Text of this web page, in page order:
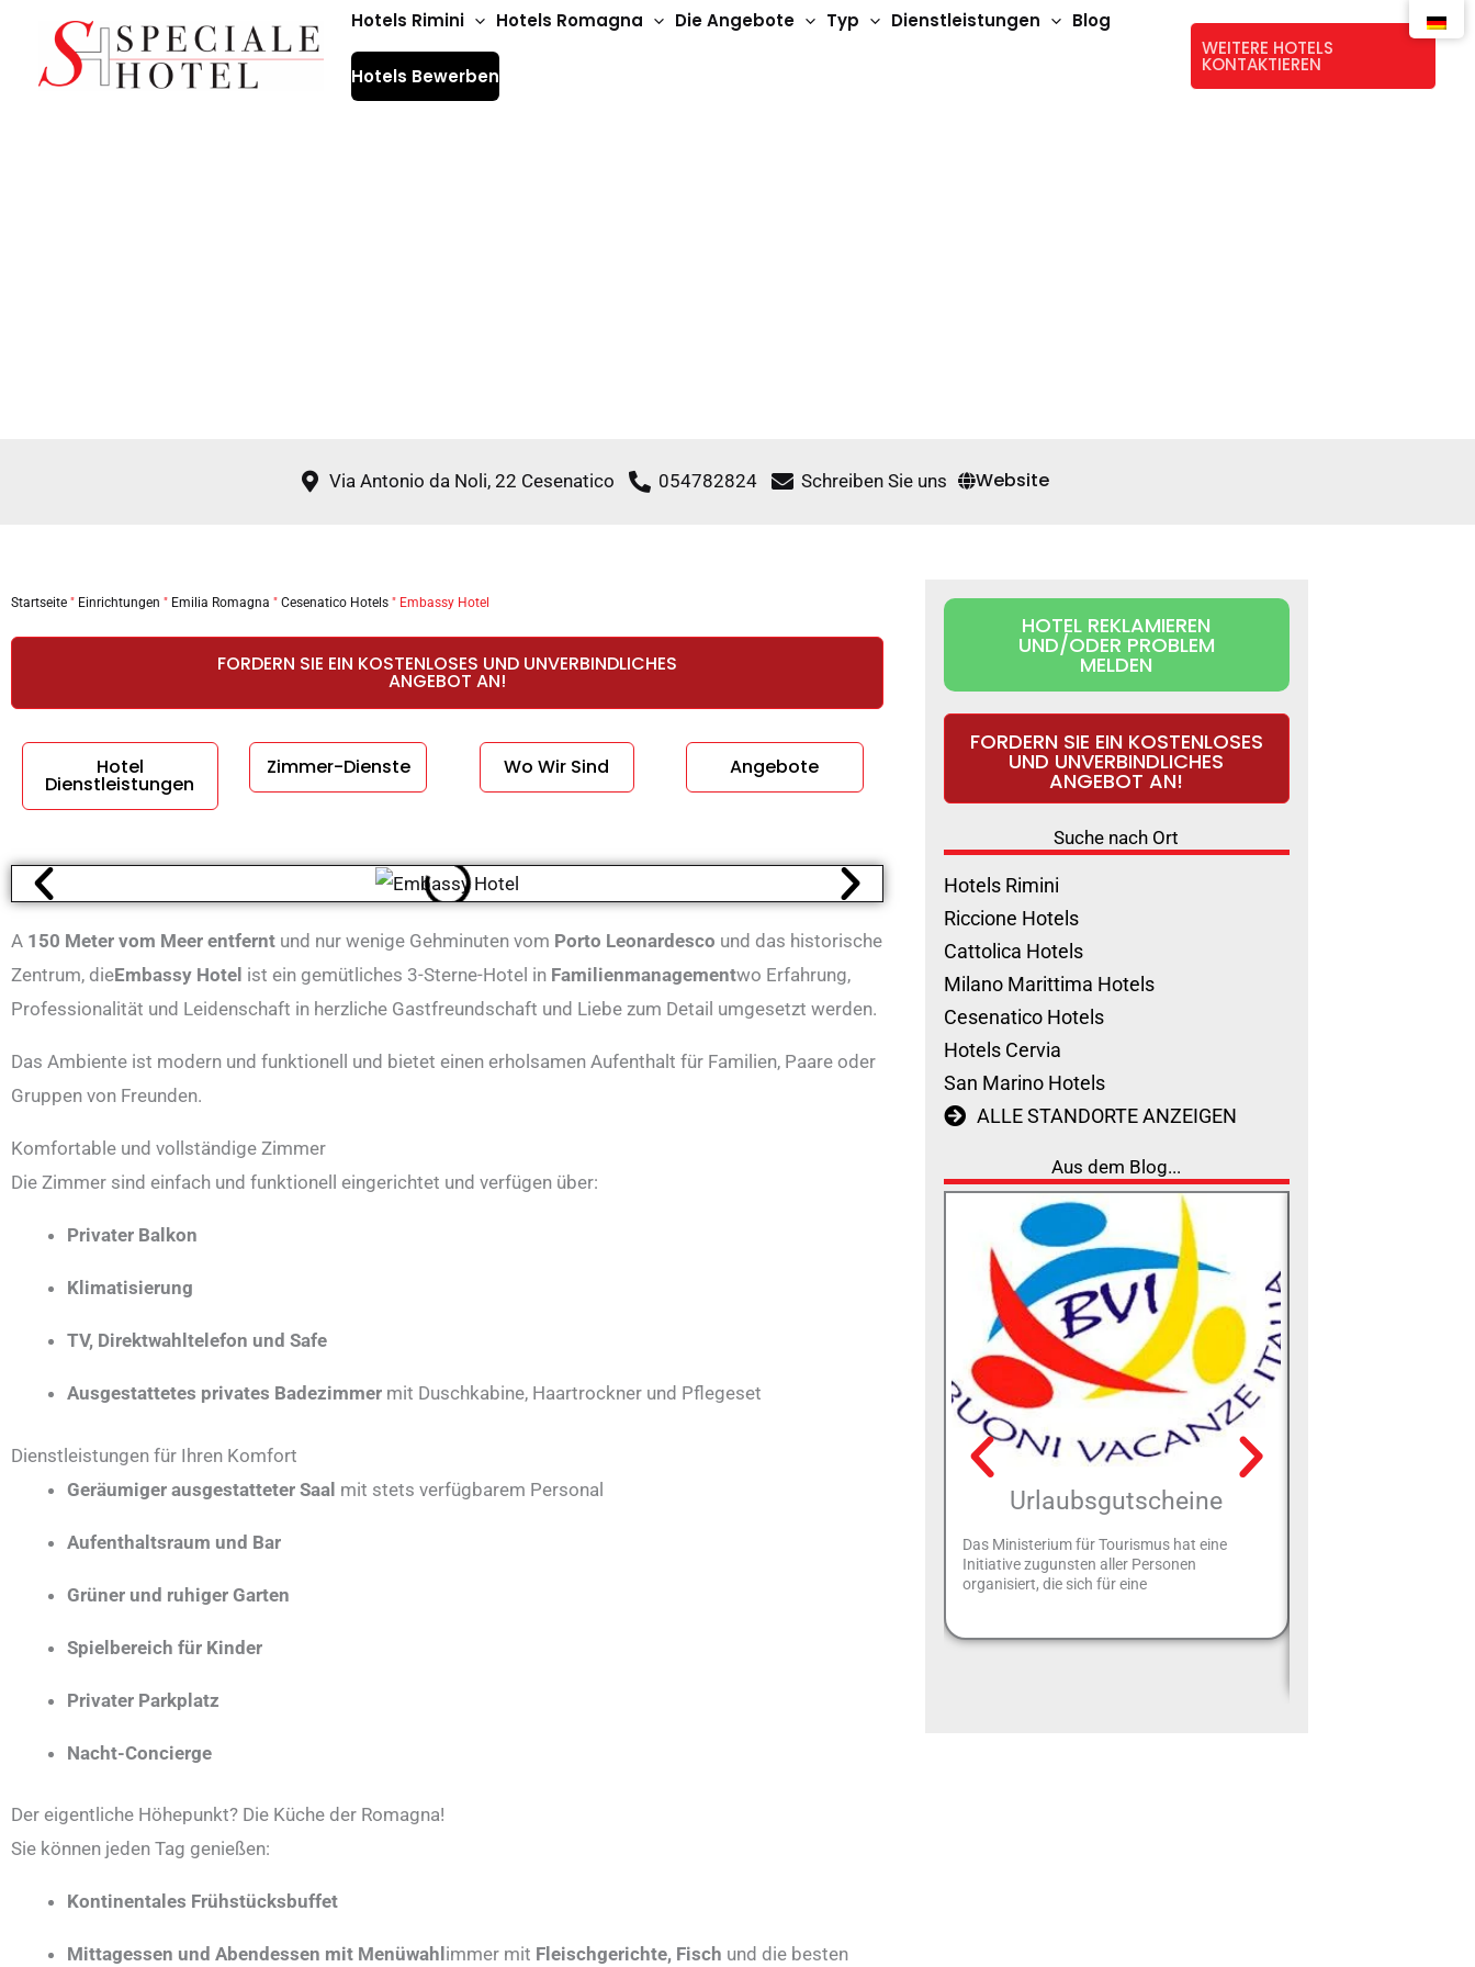
springen
Hotels Rimini Hotels Romagna Die Angebote Typ Dienstleistungen Blog
Hotels Bewerben
WEITERE HOTELS
KONTAKTIEREN
Via Antonio da Noli, 22 Cesenatico 054782824 Schreiben Sie uns Website
Startseite " Einrichtungen " Emilia Romagna " Cesenatico Hotels " Embassy Hotel
FORDERN SIE EIN KOSTENLOSES UND UNVERBINDLICHES
ANGEBOT AN!
Hotel
Dienstleistungen
Zimmer-Dienste Wo Wir Sind Angebote
A 150 Meter vom Meer entfernt und nur wenige Gehminuten vom Porto Leonardesco und das historische
Zentrum, dieEmbassy Hotel ist ein gemütliches 3-Sterne-Hotel in Familienmanagementwo Erfahrung,
Professionalität und Leidenschaft in herzliche Gastfreundschaft und Liebe zum Detail umgesetzt werden.
Das Ambiente ist modern und funktionell und bietet einen erholsamen Aufenthalt für Familien, Paare oder
Gruppen von Freunden.
Komfortable und vollständige Zimmer
Die Zimmer sind einfach und funktionell eingerichtet und verfügen über:
Privater Balkon
Klimatisierung
TV, Direktwahltelefon und Safe
Ausgestattetes privates Badezimmer mit Duschkabine, Haartrockner und Pflegeset
Dienstleistungen für Ihren Komfort
Geräumiger ausgestatteter Saal mit stets verfügbarem Personal
Aufenthaltsraum und Bar
Grüner und ruhiger Garten
Spielbereich für Kinder
Privater Parkplatz
Nacht-Concierge
Der eigentliche Höhepunkt? Die Küche der Romagna!
Sie können jeden Tag genießen:
Kontinentales Frühstücksbuffet
Mittagessen und Abendessen mit Menüwahl immer mit Fleischgerichte, Fisch und die besten
HOTEL REKLAMIEREN
UND/ODER PROBLEM
MELDEN
FORDERN SIE EIN KOSTENLOSES
UND UNVERBINDLICHES
ANGEBOT AN!
Suche nach Ort
Hotels Rimini
Riccione Hotels
Cattolica Hotels
Milano Marittima Hotels
Cesenatico Hotels
Hotels Cervia
San Marino Hotels
ALLE STANDORTE ANZEIGEN
Aus dem Blog...
Urlaubsgutscheine
Das Ministerium für Tourismus hat eine
Initiative zugunsten aller Personen
organisiert, die sich für eine